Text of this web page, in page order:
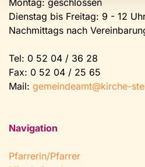
Montag: geschlossen
Dienstag bis Freitag: 9 - 12
Nachmittags nach
Tel: 0 52 04 / 36 28
Fax: 0 52 04 / 25 65
Mail: gemeindeamt@kirche-
Navigation
Pfarrerin/Pfarrer